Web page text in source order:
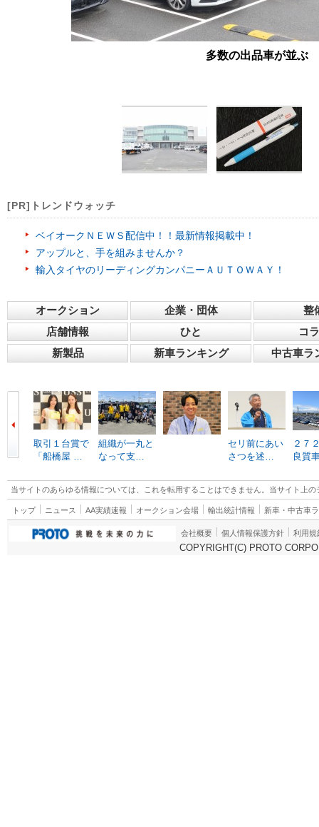
多数の出品車が並ぶ
[PR]トレンドウォッチ
ベイオークＮＥＷＳ配信中！！最新情報掲載中！
アップルと、手を組みませんか？
輸入タイヤのリーディングカンパニーＡＵＴＯＷＡＹ！
オークション 企業・団体
整
店舗情報
ひと
コ
新製品
新車ランキング 中古車ラ
取引１台賞で
「船橋屋 …
組織が一丸と
なって支…
セリ前にあい
さつを述…
２７
良質
当サイトのあらゆる情報については、これを転用することはできません。当サイト上
トップ ニュース AA実績速報 オークション会場 輸出統計情報 新車・中古車
会社概要 個人情報保護方針 利用規
COPYRIGHT(C) PROTO